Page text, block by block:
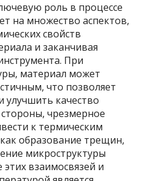
роль в процессе
на множество аспектов,
свойств
и заканчивая
При
материал может
что позволяет
улучшить качество
чрезмерное
к термическим
образование трещин,
микроструктуры
взаимосвязей и